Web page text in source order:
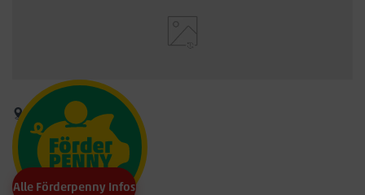
Alle Förderpenny Infos